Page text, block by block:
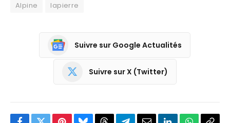
Alpine lapierre
Suivre sur Google Actualités
Suivre sur X (Twitter)